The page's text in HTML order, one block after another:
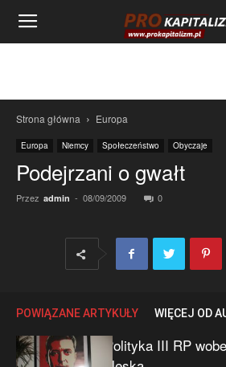
Strona główna Europa
Europa Niemcy Społeczeństwo Obyczaje
Podejrzani o gwałt
Przez admin - 08/09/2009 0
POWIĄZANE ARTYKUŁY WIĘCEJ OD
Polityka III RP